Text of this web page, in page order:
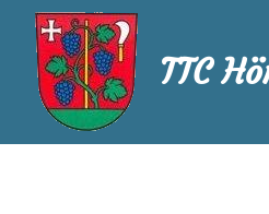
TTC